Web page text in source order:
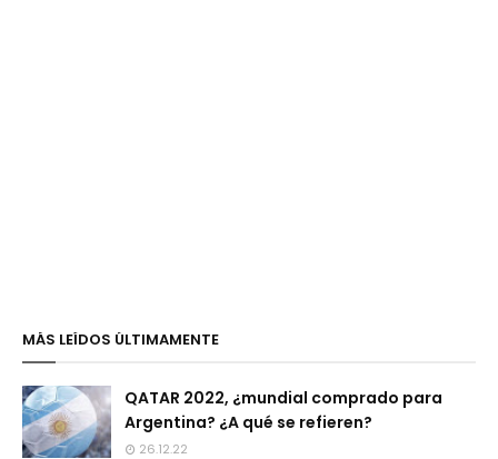
MÁS LEÍDOS ÚLTIMAMENTE
QATAR 2022, ¿mundial comprado para
Argentina? ¿A qué se refieren?
26.12.22